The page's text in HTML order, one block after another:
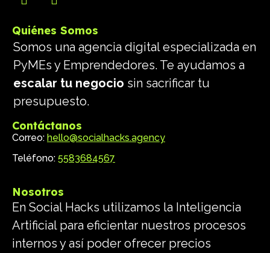
Quiénes Somos
Somos una agencia digital especializada en
PyMEs y Emprendedores. Te ayudamos a
escalar tu negocio sin sacrificar tu
presupuesto.
Contáctanos
Correo: hello@socialhacks.agency
Teléfono: 5583684567
Nosotros
En Social Hacks utilizamos la Inteligencia
Artificial para eficientar nuestros procesos
internos y así poder ofrecer precios